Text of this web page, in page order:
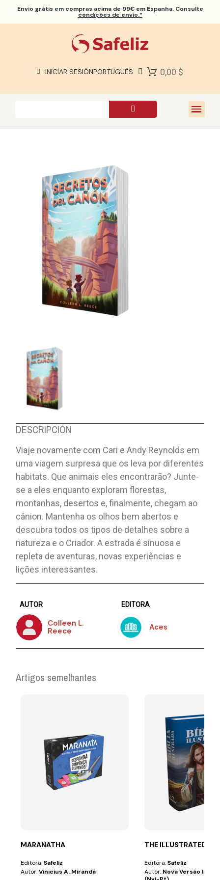
Envio grátis em compras acima de 99€ em Espanha. Consulte
condições de envio.*
INICIAR SESIÓNPORTUGUÊS 0,00 $
SOBRE NÓS
DESCRIPCIÓN
Viaje novamente com Cari e Andy Reynolds em
uma viagem surpresa que os leva por diferentes
habitats. Que animais eles encontrarão? Junte-
se a eles enquanto exploram florestas,
montanhas, desertos e, finalmente, chegam ao
cânion. Mantenha os olhos bem abertos e
descubra todos os tipos de detalhes sobre a
natureza e o Criador. A estrada é sinuosa e
repleta de aventuras, novas experiências e
lições interessantes.
AUTOR
Colleen L.
Reece
EDITORA
Aces
Artigos semelhantes
MARANATHA
Editora:Safeliz
Autor:Vinicius A. Miranda
THE ILLUSTRATED
Editora:Safeliz
Autor: Nova Versão